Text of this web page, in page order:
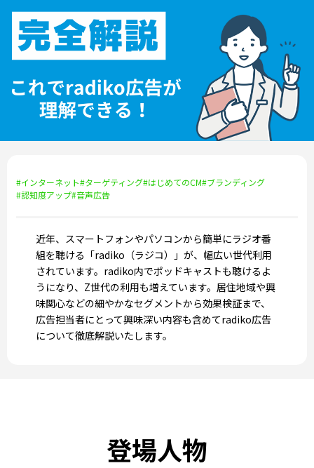
#インターネット#ターゲティング#はじめてのCM#ブランディング
#認知度アップ#音声広告
近年、スマートフォンやパソコンから簡単にラジオ番
組を聴ける「radiko（ラジコ）」が、幅広い世代利用
されています。radiko内でポッドキャストも聴けるよ
うになり、Z世代の利用も増えています。居住地域や興
味関心などの細やかなセグメントから効果検証まで、
広告担当者にとって興味深い内容も含めてradiko広告
について徹底解説いたします。
登場人物